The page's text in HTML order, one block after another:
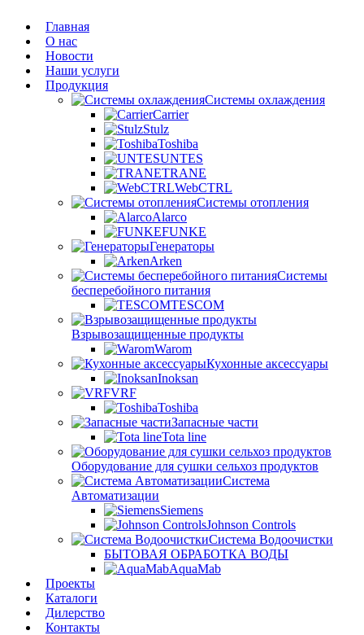
Главная
О нас
Новости
Наши услуги
Продукция
Системы охлаждения
Carrier
Stulz
Toshiba
UNTES
TRANE
WebCTRL
Системы отопления
Alarco
FUNKE
Генераторы
Arken
Системы
бесперебойного питания
TESCOM
Взрывозащищенные продукты
Warom
Кухонные аксессуары
Inoksan
VRF
Toshiba
Запасные части
Tota line
Оборудование для сушки сельхоз продуктов
Система
Автоматизации
Siemens
Johnson Controls
Система Водоочистки
БЫТОВАЯ ОБРАБОТКА ВОДЫ
AquaMab
Проекты
Каталоги
Дилерство
Контакты